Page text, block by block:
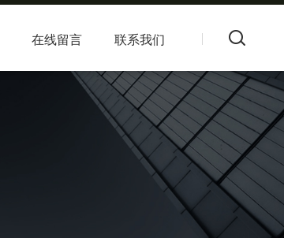
在线留言 联系我们